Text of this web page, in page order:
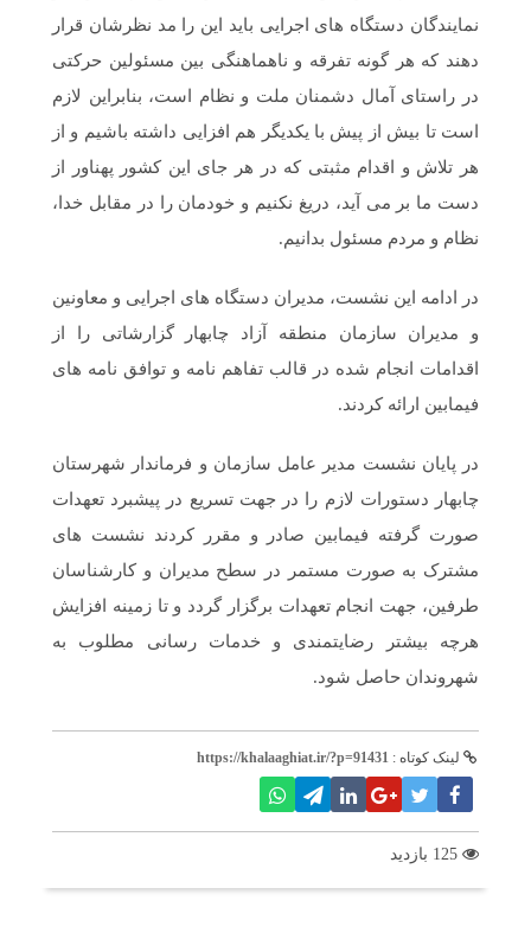
نمایندگان دستگاه های اجرایی باید این را مد نظرشان قرار
دهند که هر گونه تفرقه و ناهماهنگی بین مسئولین حرکتی
در راستای آمال دشمنان ملت و نظام است، بنابراین لازم
است تا بیش از پیش با یکدیگر هم افزایی داشته باشیم و از
هر تلاش و اقدام مثبتی که در هر جای این کشور پهناور از
دست ما بر می آید، دریغ نکنیم و خودمان را در مقابل خدا،
نظام و مردم مسئول بدانیم.
در ادامه این نشست، مدیران دستگاه های اجرایی و معاونین
و مدیران سازمان منطقه آزاد چابهار گزارشاتی را از
اقدامات انجام شده در قالب تفاهم نامه و توافق نامه های
فیمابین ارائه کردند.
در پایان نشست مدیر عامل سازمان و فرماندار شهرستان
چابهار دستورات لازم را در جهت تسریع در پیشبرد تعهدات
صورت گرفته فیمابین صادر و مقرر کردند نشست های
مشترک به صورت مستمر در سطح مدیران و کارشناسان
طرفین، جهت انجام تعهدات برگزار گردد و تا زمینه افزایش
هرچه بیشتر رضایتمندی و خدمات رسانی مطلوب به
شهروندان حاصل شود.
لینک کوتاه : https://khalaaghiat.ir/?p=91431